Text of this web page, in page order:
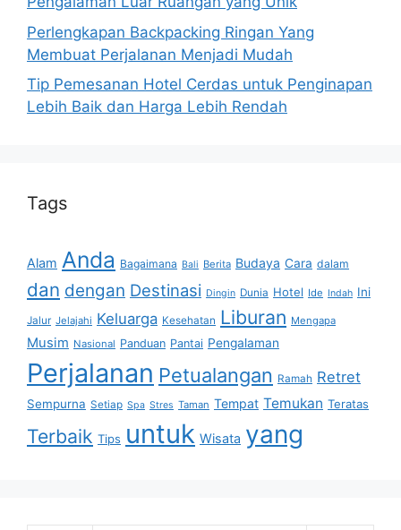
Perlengkapan Backpacking Ringan Yang
Membuat Perjalanan Menjadi Mudah
Tip Pemesanan Hotel Cerdas untuk Penginapan
Lebih Baik dan Harga Lebih Rendah
Tags
Alam Anda Bagaimana Bali Berita Budaya Cara dalam
dan dengan Destinasi Dingin Dunia Hotel Ide Indah Ini
Jalur Jelajahi Keluarga Kesehatan Liburan Mengapa
Musim Nasional Panduan Pantai Pengalaman
Perjalanan Petualangan Ramah Retret
Sempurna Setiap Spa Stres Taman Tempat Temukan Teratas
Terbaik Tips untuk Wisata yang